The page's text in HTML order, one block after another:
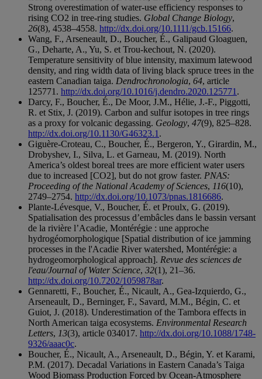
Strong overestimation of water-use efficiency responses to
rising CO2 in tree-ring studies. Global Change Biology,
26(8), 4538–4558. http://dx.doi.org/10.1111/gcb.15166.
Wang, F., Arseneault, D., Boucher, É., Galipaud Gloaguen,
G., Deharte, A., Yu, S. et Trou-kechout, N. (2020).
Temperature sensitivity of blue intensity, maximum latewood
density, and ring width data of living black spruce trees in the
eastern Canadian taiga. Dendrochronologia, 64, article
125771. http://dx.doi.org/10.1016/j.dendro.2020.125771 .
Darcy, F., Boucher, É., De Moor, J.M., Hélie, J.-F., Piggotti,
R. et Stix, J. (2019). Carbon and sulfur isotopes in tree rings
as a proxy for volcanic degassing. Geology, 47(9), 825–828.
http://dx.doi.org/10.1130/G46323.1 .
Giguère-Croteau, C., Boucher, É., Bergeron, Y., Girardin, M.,
Drobyshev, I., Silva, L. et Garneau, M. (2019). North
America’s oldest boreal trees are more efficient water users
due to increased [CO2], but do not grow faster. PNAS:
Proceeding of the National Academy of Sciences, 116(10),
2749–2754. http://dx.doi.org/10.1073/pnas.1816686.
Plante-Lévesque, V., Boucher, É. et Proulx, G. (2019).
Spatialisation des processus d’embâcles dans le bassin versant
de la rivière l’Acadie, Montérégie : une approche
hydrogéomorphologique [Spatial distribution of ice jamming
processes in the l'Acadie River watershed, Montérégie: a
hydrogeomorphological approach]. Revue des sciences de
l'eau/Journal of Water Science, 32(1), 21–36.
http://dx.doi.org/10.7202/1059878ar.
Gennaretti, F., Boucher, É., Nicault, A., Gea-Izquierdo, G.,
Arseneault, D., Berninger, F., Savard, M.M., Bégin, C. et
Guiot, J. (2018). Underestimation of the Tambora effects in
North American taiga ecosystems. Environmental Research
Letters, 13(3), article 034017. http://dx.doi.org/10.1088/1748-
9326/aaac0c.
Boucher, É., Nicault, A., Arseneault, D., Bégin, Y. et Karami,
P.M. (2017). Decadal Variations in Eastern Canada’s Taiga
Wood Biomass Production Forced by Ocean-Atmosphere